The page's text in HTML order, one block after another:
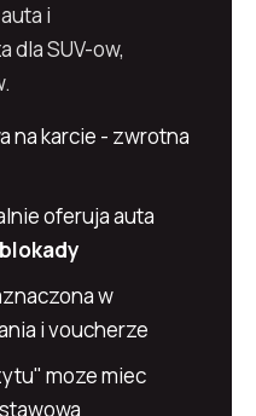
i
dla SUV-ow,
na karcie - zwrotna
oferuja auta
w
i voucherze
moze miec